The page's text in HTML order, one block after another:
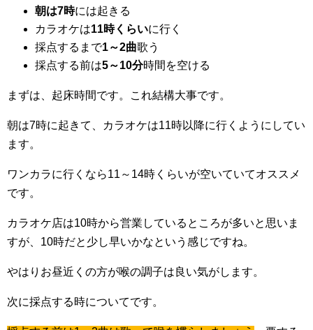
朝は7時には起きる
カラオケは11時くらいに行く
採点するまで1～2曲歌う
採点する前は5～10分時間を空ける
まずは、起床時間です。これ結構大事です。
朝は7時に起きて、カラオケは11時以降に行くようにしてい
ます。
ワンカラに行くなら11～14時くらいが空いていてオススメ
です。
カラオケ店は10時から営業しているところが多いと思いま
すが、10時だと少し早いかなという感じですね。
やはりお昼近くの方が喉の調子は良い気がします。
次に採点する時についてです。